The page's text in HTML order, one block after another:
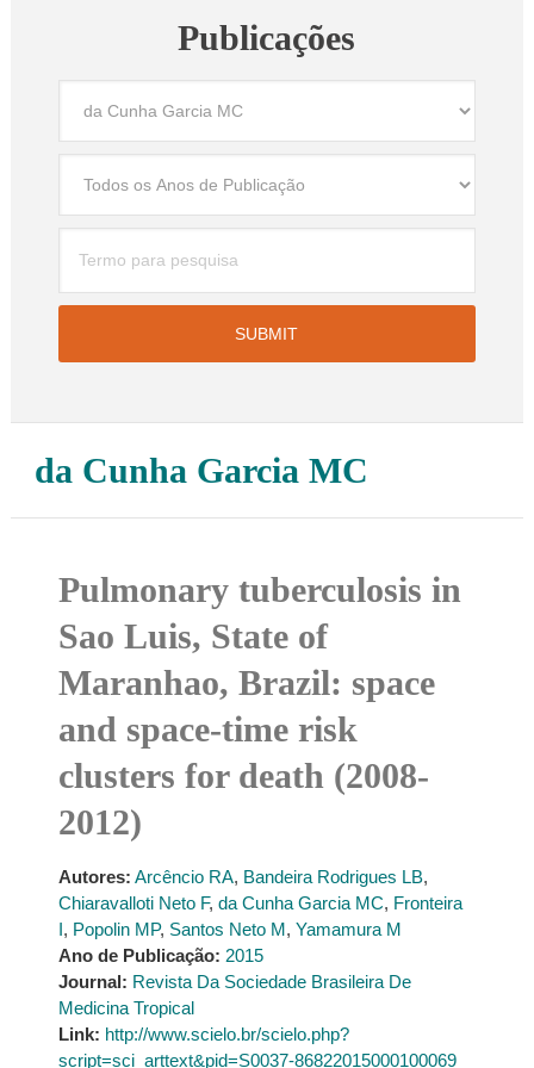
Publicações
da Cunha Garcia MC
Pulmonary tuberculosis in
Sao Luis, State of
Maranhao, Brazil: space
and space-time risk
clusters for death (2008-
2012)
Autores: Arcêncio RA, Bandeira Rodrigues LB,
Chiaravalloti Neto F, da Cunha Garcia MC, Fronteira
I, Popolin MP, Santos Neto M, Yamamura M
Ano de Publicação: 2015
Journal: Revista Da Sociedade Brasileira De
Medicina Tropical
Link: http://www.scielo.br/scielo.php?
script=sci_arttext&pid=S0037-86822015000100069